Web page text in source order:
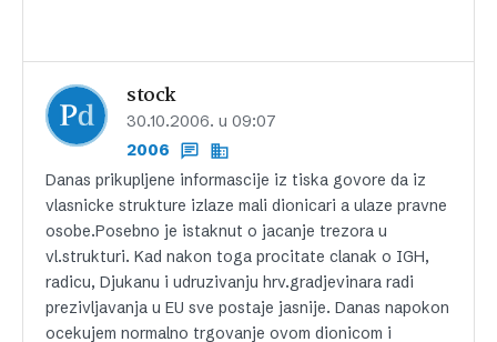
stock
30.10.2006. u 09:07
2006
Danas prikupljene informascije iz tiska govore da iz
vlasnicke strukture izlaze mali dionicari a ulaze pravne
osobe.Posebno je istaknut o jacanje trezora u
vl.strukturi. Kad nakon toga procitate clanak o IGH,
radicu, Djukanu i udruzivanju hrv.gradjevinara radi
prezivljavanja u EU sve postaje jasnije. Danas napokon
ocekujem normalno trgovanje ovom dionicom i